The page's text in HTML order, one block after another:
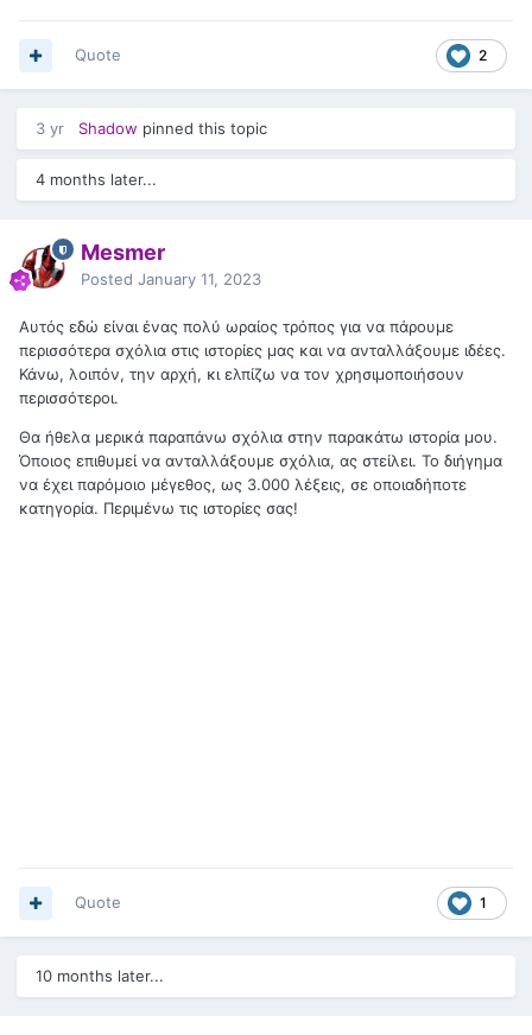
2
Quote
3 yr Shadow pinned this topic
4 months later...
Mesmer
Posted January 11, 2023
Αυτός εδώ είναι ένας πολύ ωραίος τρόπος για να πάρουμε
περισσότερα σχόλια στις ιστορίες μας και να ανταλλάξουμε ιδέες.
Κάνω, λοιπόν, την αρχή, κι ελπίζω να τον χρησιμοποιήσουν
περισσότεροι.
Θα ήθελα μερικά παραπάνω σχόλια στην παρακάτω ιστορία μου.
Όποιος επιθυμεί να ανταλλάξουμε σχόλια, ας στείλει. Το διήγημα
να έχει παρόμοιο μέγεθος, ως 3.000 λέξεις, σε οποιαδήποτε
κατηγορία. Περιμένω τις ιστορίες σας!
1
Quote
10 months later...